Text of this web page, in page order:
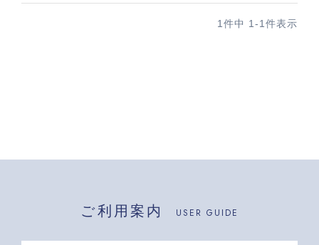
1 件中 1 -1 件表示
ご利用案内 USER GUIDE